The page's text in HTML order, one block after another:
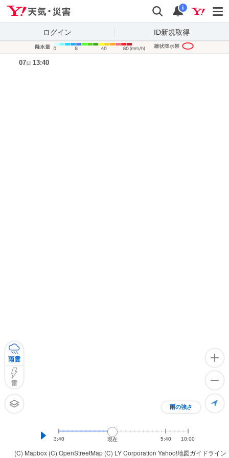
検索 通知
i
ログイン ID新規取得
(C) Mapbox (C) OpenStreetMap (C) LY Corporation Yahoo!地図ガイドライン
雨の強さ
雨雲
雷
3:40 現在 5:40 10:00
07日 13:40